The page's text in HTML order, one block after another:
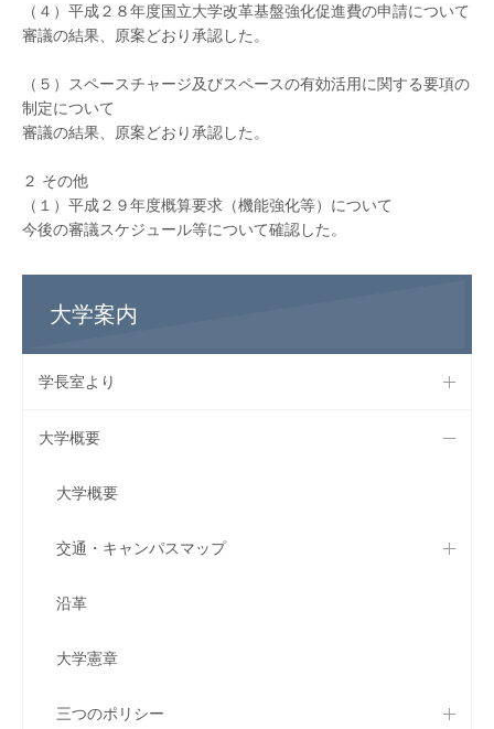
（４）平成２８年度国立大学改革基盤強化促進費の申請について
審議の結果、原案どおり承認した。
（５）スペースチャージ及びスペースの有効活用に関する要項の
制定について
審議の結果、原案どおり承認した。
２ その他
（１）平成２９年度概算要求（機能強化等）について
今後の審議スケジュール等について確認した。
大学案内
学長室より
大学概要
大学概要
交通・キャンパスマップ
沿革
大学憲章
三つのポリシー